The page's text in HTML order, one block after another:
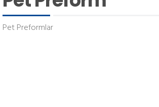
Pet Preformlar